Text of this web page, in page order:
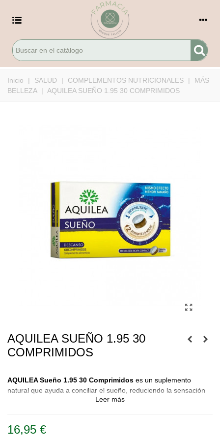
Inicio | SALUD | COMPLEMENTOS NUTRICIONALES |
MÁS
BELLEZA
| AQUILEA SUEÑO 1.95 30 COMPRIMIDOS
AQUILEA SUEÑO 1.95 30
COMPRIMIDOS
AQUILEA Sueño 1.95 30 Comprimidos es un suplemento
natural que ayuda a conciliar el sueño, reduciendo la sensación
de ansiedad. Su fórmula conmelatonina
Leer más
16,95 €